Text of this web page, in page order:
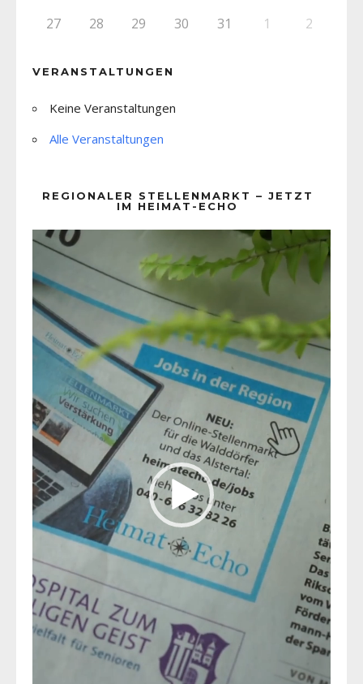
27 28 29 30 31 1 2
VERANSTALTUNGEN
Keine Veranstaltungen
Alle Veranstaltungen
REGIONALER STELLENMARKT – JETZT
IM HEIMAT-ECHO
Player